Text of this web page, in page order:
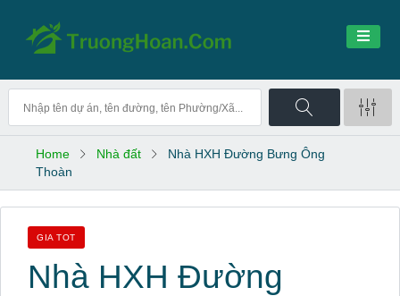
Home Nhà đất
Nhà HXH Đường Bưng Ông
Thoàn
GIA TOT
Nhà HXH Đường